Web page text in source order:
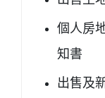
個人房
知書
出售及